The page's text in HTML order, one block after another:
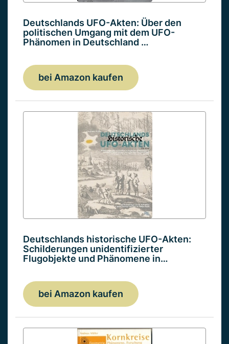
Deutschlands UFO-Akten: Über den
politischen Umgang mit dem UFO-
Phänomen in Deutschland …
bei Amazon kaufen
Deutschlands historische UFO-Akten:
Schilderungen unidentifizierter
Flugobjekte und Phänomene in…
bei Amazon kaufen